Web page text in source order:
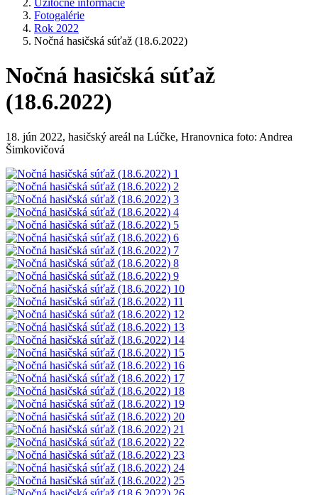
Užitočné informácie
Fotogalérie
Rok 2022
Nočná hasičská súťaž (18.6.2022)
Nočná hasičská súťaž
(18.6.2022)
18. jún 2022, hasičský areál na Lúčke, Hranovnica foto: Andrea
Šimkovičová